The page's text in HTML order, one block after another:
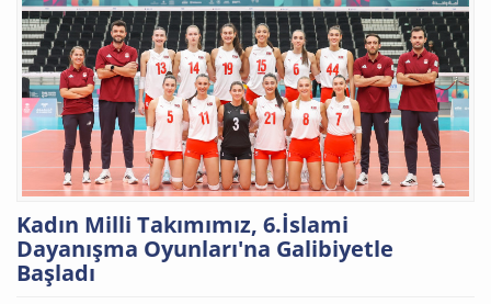
Kadın Milli Takımımız, 6.İslami
Dayanışma Oyunları'na Galibiyetle
Başladı